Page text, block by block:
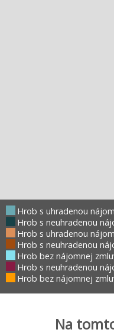
Hrob s uhradenou
Hrob s neuhradenou
Hrob s uhradenou
Hrob s neuhradenou
Hrob bez nájomnej
Hrob s neuhradenou
Hrob bez nájomnej
Na